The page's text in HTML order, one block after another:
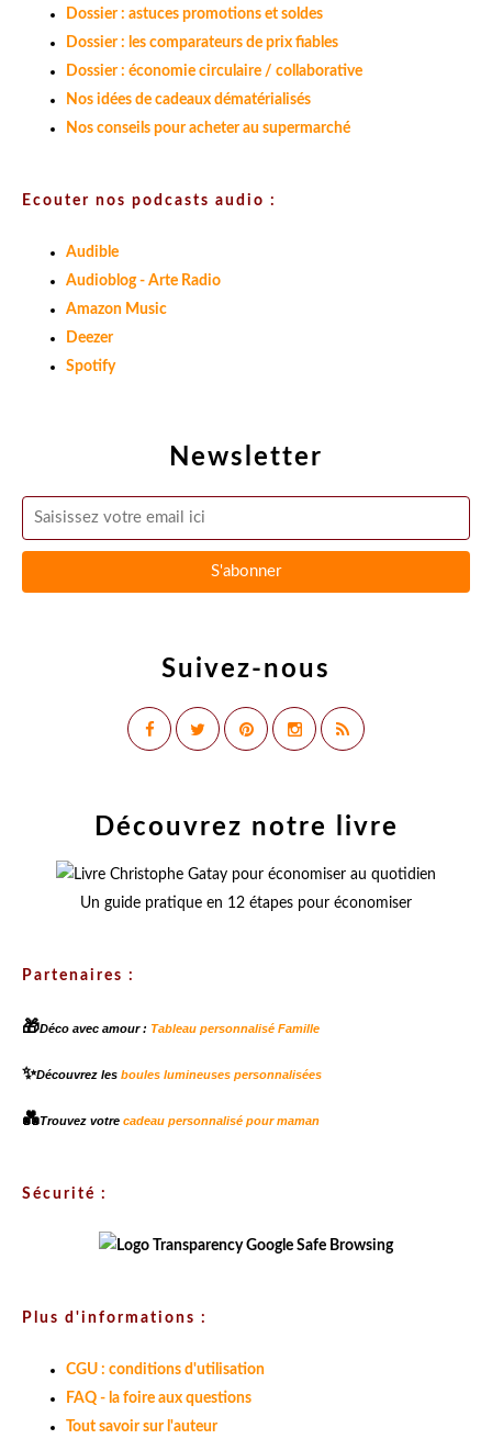
Newsletter
Suivez-nous
Dossier : astuces promotions et soldes
Dossier : les comparateurs de prix fiables
Dossier : économie circulaire / collaborative
Nos idées de cadeaux dématérialisés
Nos conseils pour acheter au supermarché
Ecouter nos podcasts audio :
Audible
Audioblog - Arte Radio
Amazon Music
Deezer
Spotify
Découvrez notre livre
Un guide pratique en 12 étapes pour économiser
Partenaires :
🎁Déco avec amour : Tableau personnalisé Famille
✨Découvrez les boules lumineuses personnalisées
💑Trouvez votre cadeau personnalisé pour maman
Sécurité :
Plus d'informations :
CGU : conditions d'utilisation
FAQ - la foire aux questions
Tout savoir sur l'auteur